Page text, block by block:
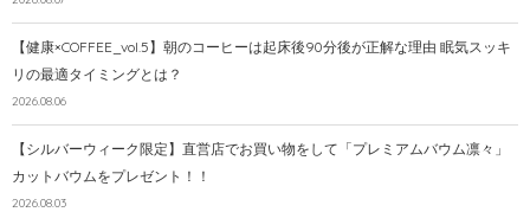
【健康×COFFEE_vol.5】朝のコーヒーは起床後90分後が正解な理由 眠気スッキ
リの最適タイミングとは？
2026.08.06
【シルバーウィーク限定】直営店でお買い物をして「プレミアムバウム凛々」
カットバウムをプレゼント！！
2026.08.03